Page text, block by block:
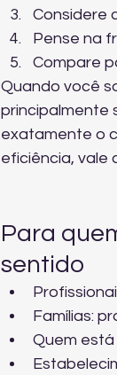
Considere
Pense na
Compare
Quando você
principalmente
exatamente o
eficiência, vale
Para
sentido
Famílias:
Quem